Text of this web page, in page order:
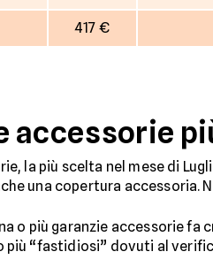
417 €
accessorie
la più scelta nel mese di
una copertura
o più garanzie accessorie
“fastidiosi” dovuti al